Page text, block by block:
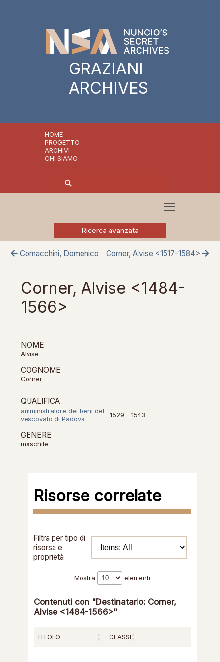
GRAZIANI
ARCHIVES
HOME
PROGETTO
ARCHIVI
CHI SIAMO
Ricerca avanzata
Cornacchini, Domenico Corner, Alvise <1517-1584>
Risorse correlate
Filtra per tipo di
risorsa e
proprietà
Mostra elementi
Contenuti con "Destinatario: Corner,
Alvise <1484-1566>"
TITOLO CLASSE
Corner, Alvise <1484-
1566>
NOME
Alvise
COGNOME
Corner
QUALIFICA
amministratore dei beni del
vescovato di Padova
1529 – 1543
GENERE
maschile